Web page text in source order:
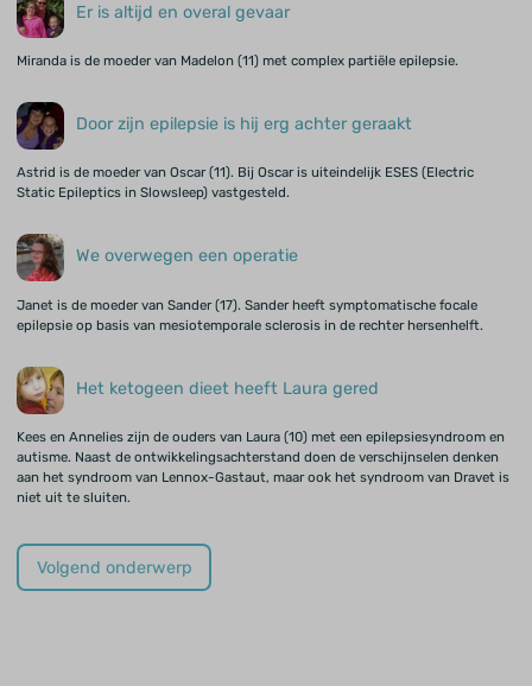
Er is altijd en overal gevaar
Miranda is de moeder van Madelon (11) met complex partiële epilepsie.
Door zijn epilepsie is hij erg achter geraakt
Astrid is de moeder van Oscar (11). Bij Oscar is uiteindelijk ESES (Electric
Static Epileptics in Slowsleep) vastgesteld.
We overwegen een operatie
Janet is de moeder van Sander (17). Sander heeft symptomatische focale
epilepsie op basis van mesiotemporale sclerosis in de rechter hersenhelft.
Het ketogeen dieet heeft Laura gered
Kees en Annelies zijn de ouders van Laura (10) met een epilepsiesyndroom en
autisme. Naast de ontwikkelingsachterstand doen de verschijnselen denken
aan het syndroom van Lennox-Gastaut, maar ook het syndroom van Dravet is
niet uit te sluiten.
Volgend onderwerp